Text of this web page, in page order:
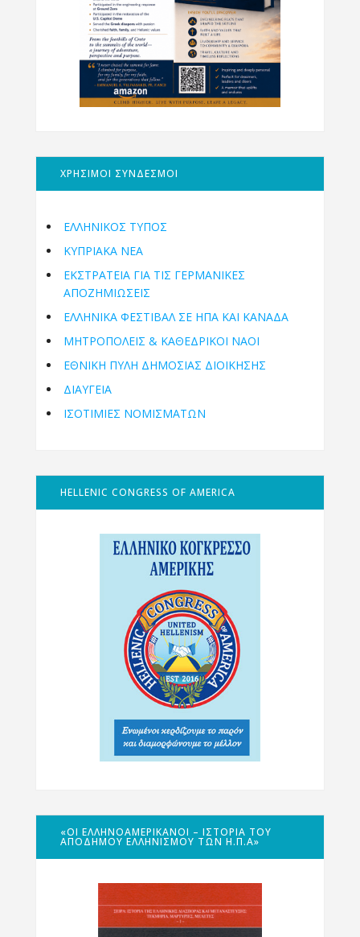
ΧΡΗΣΙΜΟΙ ΣΥΝΔΕΣΜΟΙ
ΕΛΛΗΝΙΚΟΣ ΤΥΠΟΣ
ΚΥΠΡΙΑΚΑ ΝΕΑ
ΕΚΣΤΡΑΤΕΙΑ ΓΙΑ ΤΙΣ ΓΕΡΜΑΝΙΚΕΣ
ΑΠΟΖΗΜΙΩΣΕΙΣ
ΕΛΛΗΝΙΚΆ ΦΕΣΤΙΒΆΛ ΣΕ ΗΠΑ ΚΑΙ ΚΑΝΑΔΑ
ΜΗΤΡΟΠΌΛΕΙΣ & ΚΑΘΕΔΡΙΚΟΊ ΝΑΟΊ
ΕΘΝΙΚΉ ΠΎΛΗ ΔΗΜΌΣΙΑΣ ΔΙΟΊΚΗΣΗΣ
ΔΙΑΥΓΕΙΑ
ΙΣΟΤΙΜΙΕΣ ΝΟΜΙΣΜΑΤΩΝ
HELLENIC CONGRESS OF AMERICA
«ΟΙ ΕΛΛΗΝΟΑΜΕΡΙΚΑΝΟΊ – ΙΣΤΟΡΊΑ ΤΟΥ
ΑΠΌΔΗΜΟΥ ΕΛΛΗΝΙΣΜΟΎ ΤΩΝ Η.Π.Α»